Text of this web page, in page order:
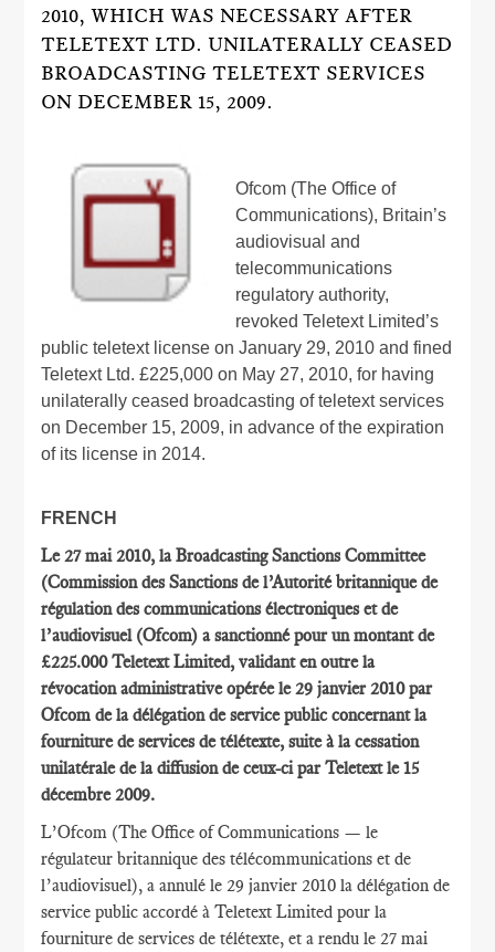
2010, WHICH WAS NECESSARY AFTER
TELETEXT LTD. UNILATERALLY CEASED
BROADCASTING TELETEXT SERVICES
ON DECEMBER 15, 2009.
Ofcom (The Office of
Communications), Britain’s
audiovisual and
telecommunications
regulatory authority,
revoked Teletext Limited’s
public teletext license on January 29, 2010 and fined
Teletext Ltd. £225,000 on May 27, 2010, for having
unilaterally ceased broadcasting of teletext services
on December 15, 2009, in advance of the expiration
of its license in 2014.
FRENCH
Le 27 mai 2010, la Broadcasting Sanctions Committee
(Commission des Sanctions de l’Autorité britannique de
régulation des communications électroniques et de
l’audiovisuel (Ofcom) a sanctionné pour un montant de
£225.000 Teletext Limited, validant en outre la
révocation administrative opérée le 29 janvier 2010 par
Ofcom de la délégation de service public concernant la
fourniture de services de télétexte, suite à la cessation
unilatérale de la diffusion de ceux-ci par Teletext le 15
décembre 2009.
L’Ofcom (The Office of Communications — le
régulateur britannique des télécommunications et de
l’audiovisuel), a annulé le 29 janvier 2010 la délégation de
service public accordé à Teletext Limited pour la
fourniture de services de télétexte, et a rendu le 27 mai